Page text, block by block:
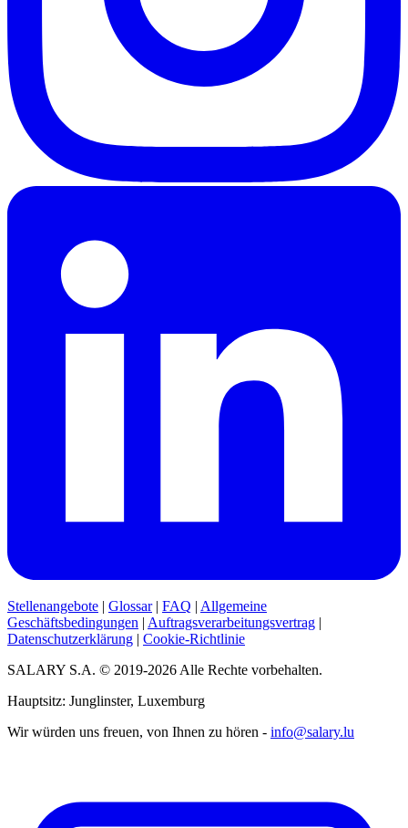
Stellenangebote | Glossar| FAQ | Allgemeine
Geschäftsbedingungen | Auftragsverarbeitungsvertrag |
Datenschutzerklärung | Cookie-Richtlinie
SALARY S.A. © 2019-2026 Alle Rechte vorbehalten.
Hauptsitz: Junglinster, Luxemburg
Wir würden uns freuen, von Ihnen zu hören - info@salary.lu